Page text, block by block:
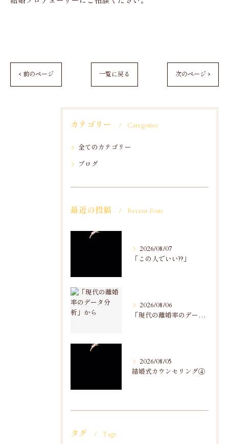
< 前のページ 一覧に戻る 次のページ >
カテゴリー Categories
全てのカテゴリー
ブログ
最近の投稿 Recent Posts
2026/08/07
「この人でいい??」
2026/08/06
「現代の離婚率のデータ分析」から
2026/08/05
結婚式カウンセリング④
タグ Tags